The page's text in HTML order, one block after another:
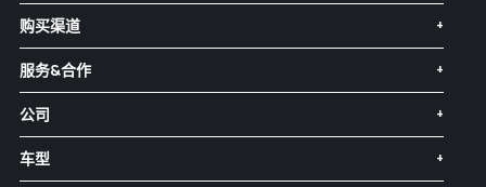
车型
服务&合作
公司
购买渠道